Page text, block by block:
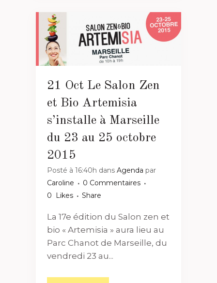
21 Oct Le Salon Zen
et Bio Artemisia
s’installe à Marseille
du 23 au 25 octobre
2015
Posté à 16:40h dans Agenda par
Caroline
0 Commentaires
0
Likes Share
La 17e édition du Salon zen et
bio « Artemisia » aura lieu au
Parc Chanot de Marseille, du
vendredi 23 au...